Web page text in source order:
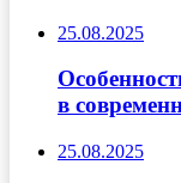
25.08.2025
в
25.08.2025